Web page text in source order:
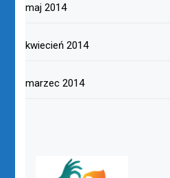
maj 2014
kwiecień 2014
marzec 2014